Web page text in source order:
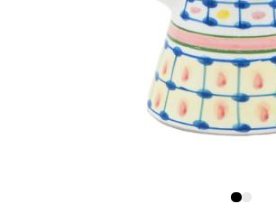
Oslo
Erich
Åpent i
0 i